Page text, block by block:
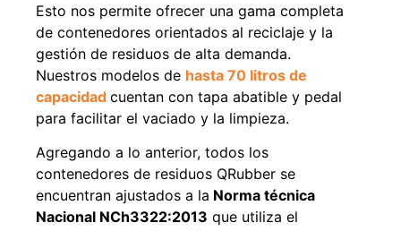
Esto nos permite ofrecer una gama completa
de contenedores orientados al reciclaje y la
gestión de residuos de alta demanda.
Nuestros modelos de hasta 70 litros de
capacidad cuentan con tapa abatible y pedal
para facilitar el vaciado y la limpieza.
Agregando a lo anterior, todos los
contenedores de residuos QRubber se
encuentran ajustados a la Norma técnica
Nacional NCh3322:2013 que utiliza el
2.002.243
$
1.021.490
Leer más
Agregar al carrito